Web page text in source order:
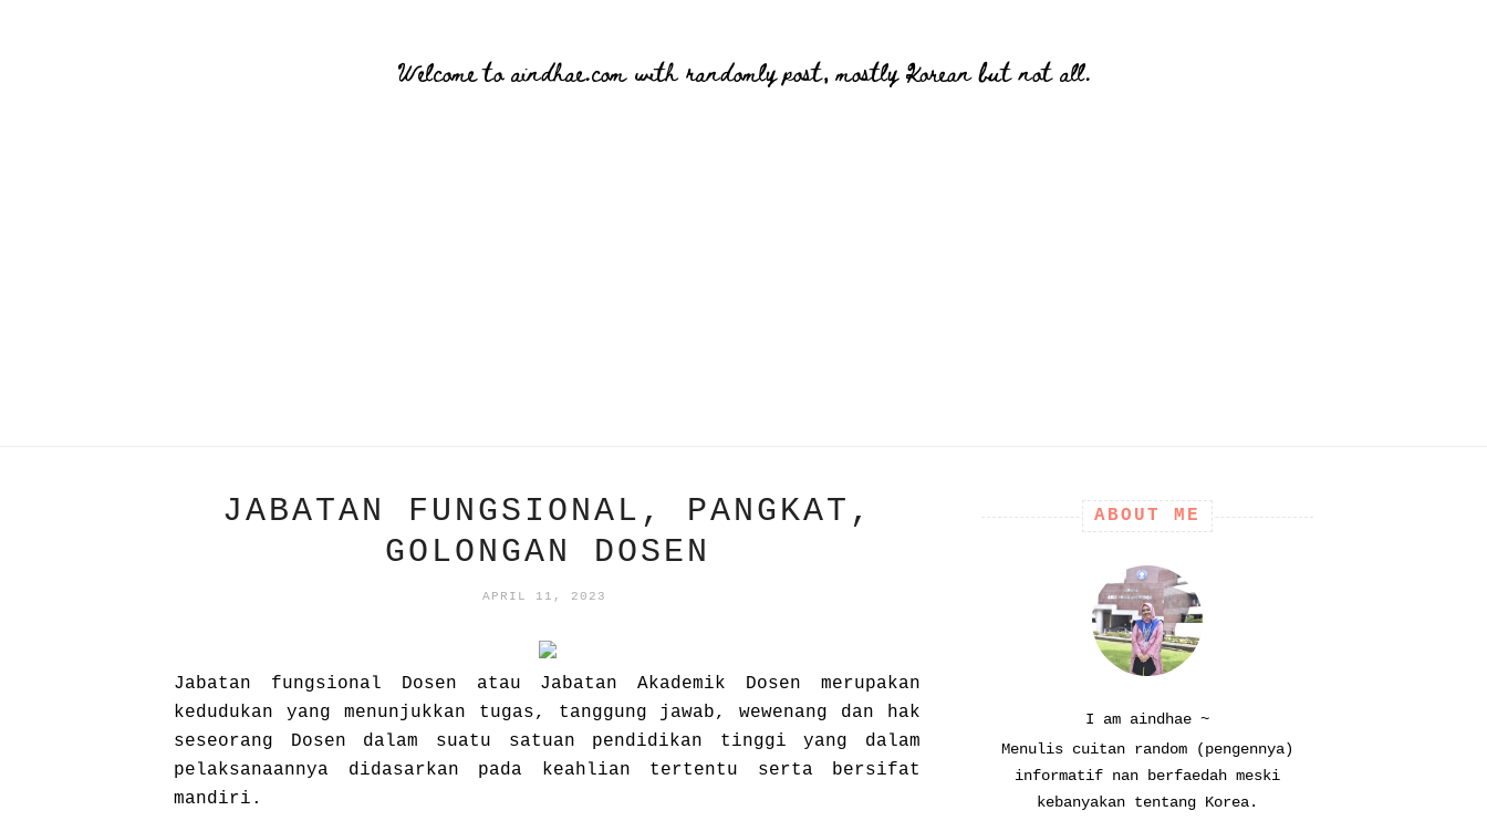
Welcome to aindhae.com with randomly post, mostly Korean but not all.
JABATAN FUNGSIONAL, PANGKAT,
GOLONGAN DOSEN
APRIL 11, 2023
Jabatan fungsional Dosen atau Jabatan Akademik Dosen merupakan
kedudukan yang menunjukkan tugas, tanggung jawab, wewenang dan hak
seseorang Dosen dalam suatu satuan pendidikan tinggi yang dalam
pelaksanaannya didasarkan pada keahlian tertentu serta bersifat
mandiri.
ABOUT ME
I am aindhae ~
Menulis cuitan random (pengennya)
informatif nan berfaedah meski
kebanyakan tentang Korea.